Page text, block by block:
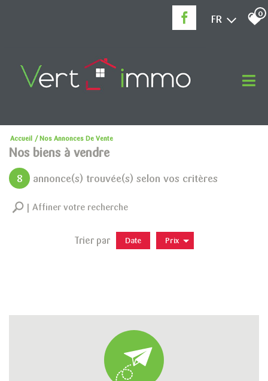
FR 0
Accueil Nos Annonces De Vente
Nos biens à vendre
8 annonce(s) trouvée(s) selon vos critères
Affiner votre recherche
Trier par Date Prix